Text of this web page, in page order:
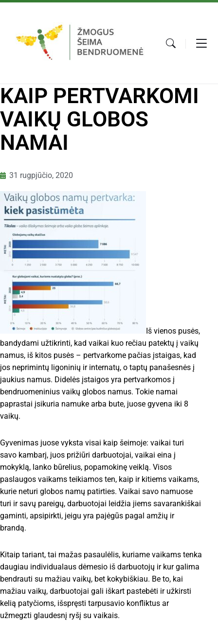
KAIP PERTVARKOMI
VAIKŲ GLOBOS
NAMAI
31 rugpjūčio, 2020
Iš vienos pusės,
bandydami užtikrinti, kad vaikai kuo rečiau patektų į vaikų
namus, iš kitos pusės – pertvarkome pačias įstaigas, kad
jos neprimintų ligoninių ir internatų, o taptų panašesnės į
jaukius namus. Didelės įstaigos yra pertvarkomos į
bendruomeninius vaikų globos namus. Tokie namai
paprastai įsikuria namuke arba bute, juose gyvena iki 8
vaikų.
Gyvenimas juose vyksta visai kaip šeimoje: vaikai turi
savo kambarį, juos prižiūri darbuotojai, vaikai eina į
mokyklą, lanko būrelius, popamokinę veiklą. Visos
paslaugos vaikams teikiamos ten, kaip ir kitiems vaikams,
kurie neturi globos namų patirties. Vaikai savo namuose
turi ir savų pareigų, darbuotojai leidžia jiems savarankiškai
gaminti, apsipirkti, jeigu yra pajėgūs pagal amžių ir
brandą.
Kitaip tariant, tai mažas pasaulėlis, kuriame vaikams tenka
daugiau individualaus dėmesio iš darbuotojų ir kur galima
bendrauti su mažiau vaikų, bet kokybiškiau. Be to, kai
mažiau vaikų, darbuotojai gali iškart pastebėti ir užkirsti
kelią patyčioms, išspręsti tarpusavio konfliktus ar
užmegzti glaudesnį ryšį su vaikais.